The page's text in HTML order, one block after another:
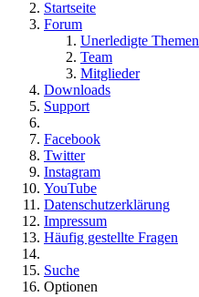
Startseite
Forum
Unerledigte Themen
Team
Mitglieder
Downloads
Support
Facebook
Twitter
Instagram
YouTube
Datenschutzerklärung
Impressum
Häufig gestellte Fragen
Suche
Optionen